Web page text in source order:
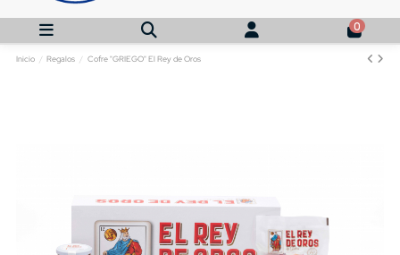
0
Inicio Regalos Cofre "GRIEGO" El Rey de Oros